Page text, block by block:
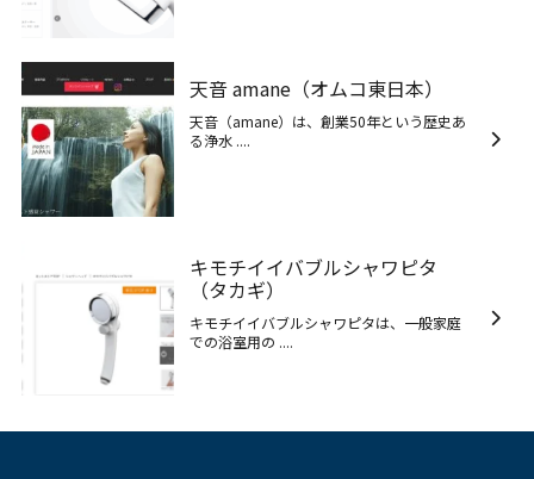
天音 amane（オムコ東日本）
天音（amane）は、創業50年という歴史あ
る浄水 ....
キモチイイバブルシャワピタ
（タカギ）
キモチイイバブルシャワピタは、一般家庭
での浴室用の ....